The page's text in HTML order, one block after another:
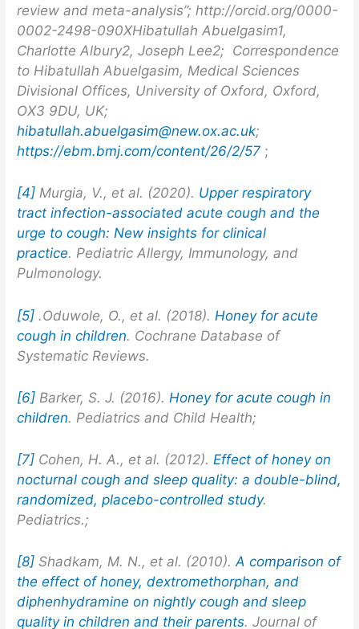
review and meta-analysis”; http://orcid.org/0000-
0002-2498-090XHibatullah Abuelgasim1,
Charlotte Albury2, Joseph Lee2; Correspondence
to Hibatullah Abuelgasim, Medical Sciences
Divisional Offices, University of Oxford, Oxford,
OX3 9DU, UK;
hibatullah.abuelgasim@new.ox.ac.uk;
https://ebm.bmj.com/content/26/2/57 ;
[4] Murgia, V., et al. (2020). Upper respiratory
tract infection-associated acute cough and the
urge to cough: New insights for clinical
practice. Pediatric Allergy, Immunology, and
Pulmonology.
[5] .Oduwole, O., et al. (2018). Honey for acute
cough in children. Cochrane Database of
Systematic Reviews.
[6] Barker, S. J. (2016). Honey for acute cough in
children. Pediatrics and Child Health;
[7] Cohen, H. A., et al. (2012). Effect of honey on
nocturnal cough and sleep quality: a double-blind,
randomized, placebo-controlled study.
Pediatrics.;
[8]Shadkam, M. N., et al. (2010).A comparison of
the effect of honey, dextromethorphan, and
diphenhydramine on nightly cough and sleep
quality in children and their parents. Journal of